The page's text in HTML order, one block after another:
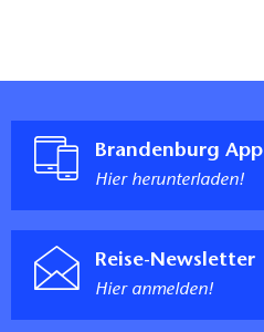
Brandenburg App
Hier herunterladen!
Reise-Newsletter
Hier anmelden!